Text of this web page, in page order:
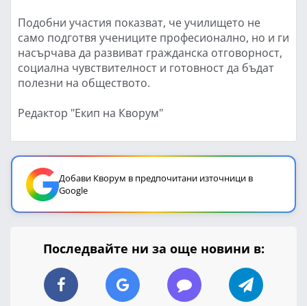
Подобни участия показват, че училището не
само подготвя учениците професионално, но и ги
насърчава да развиват гражданска отговорност,
социална чувствителност и готовност да бъдат
полезни на обществото.
Редактор "Екип на Кворум"
Добави Кворум в предпочитани източници в
Google
Последвайте ни за още новини в: